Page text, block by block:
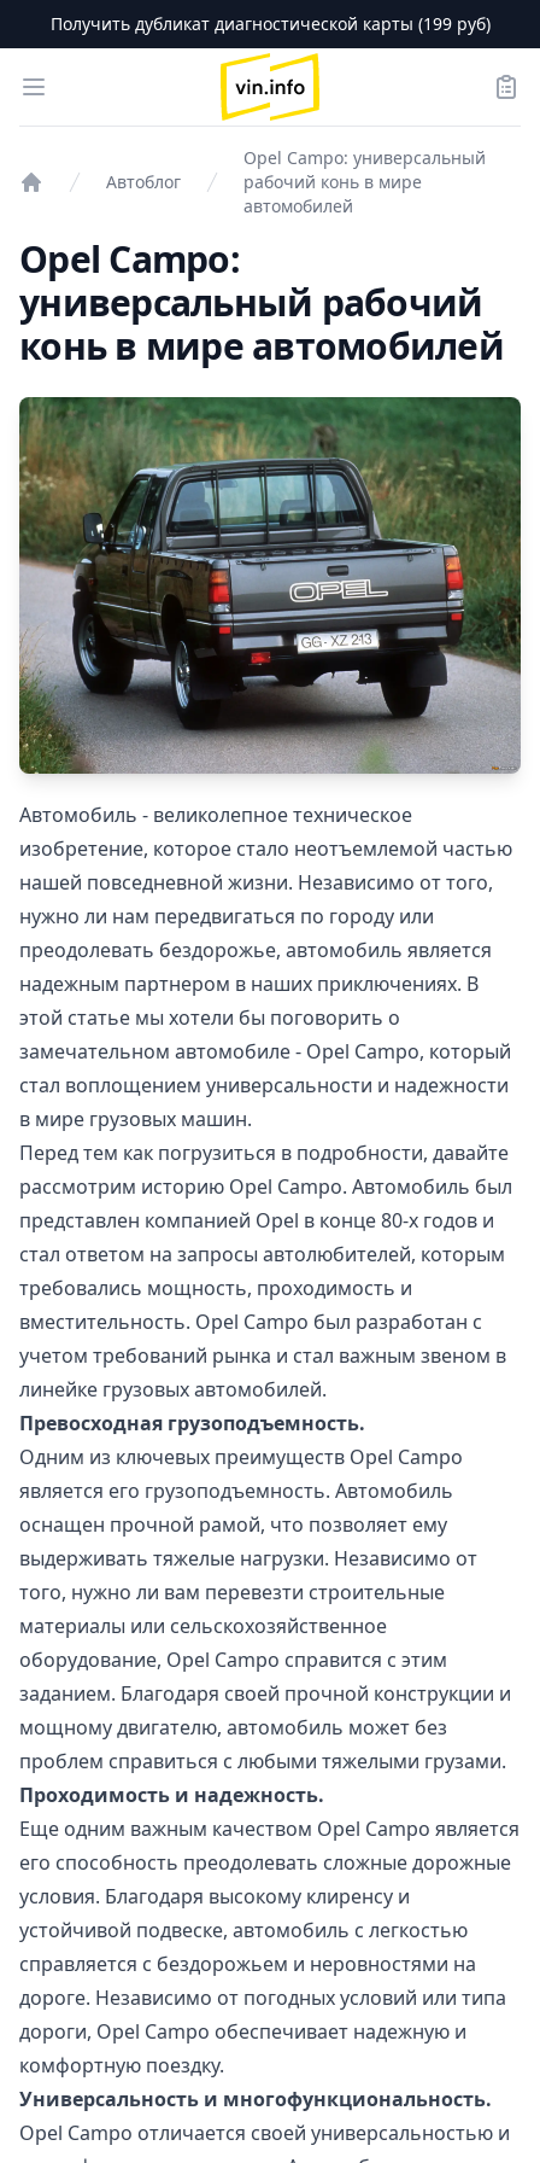
Получить дубликат диагностической карты (199 руб)
Open menu
logo
Автоблог
Opel Campo: универсальный
рабочий конь в мире
автомобилей
Opel Campo:
универсальный рабочий
конь в мире автомобилей
Автомобиль - великолепное техническое
изобретение, которое стало неотъемлемой частью
нашей повседневной жизни. Независимо от того,
нужно ли нам передвигаться по городу или
преодолевать бездорожье, автомобиль является
надежным партнером в наших приключениях. В
этой статье мы хотели бы поговорить о
замечательном автомобиле - Opel Campo, который
стал воплощением универсальности и надежности
в мире грузовых машин.
Перед тем как погрузиться в подробности, давайте
рассмотрим историю Opel Campo. Автомобиль был
представлен компанией Opel в конце 80-х годов и
стал ответом на запросы автолюбителей, которым
требовались мощность, проходимость и
вместительность. Opel Campo был разработан с
учетом требований рынка и стал важным звеном в
линейке грузовых автомобилей.
Превосходная грузоподъемность.
Одним из ключевых преимуществ Opel Campo
является его грузоподъемность. Автомобиль
оснащен прочной рамой, что позволяет ему
выдерживать тяжелые нагрузки. Независимо от
того, нужно ли вам перевезти строительные
материалы или сельскохозяйственное
оборудование, Opel Campo справится с этим
заданием. Благодаря своей прочной конструкции и
мощному двигателю, автомобиль может без
проблем справиться с любыми тяжелыми грузами.
Проходимость и надежность.
Еще одним важным качеством Opel Campo является
его способность преодолевать сложные дорожные
условия. Благодаря высокому клиренсу и
устойчивой подвеске, автомобиль с легкостью
справляется с бездорожьем и неровностями на
дороге. Независимо от погодных условий или типа
дороги, Opel Campo обеспечивает надежную и
комфортную поездку.
Универсальность и многофункциональность.
Opel Campo отличается своей универсальностью и